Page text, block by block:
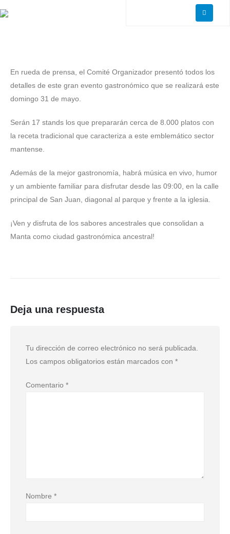
En rueda de prensa, el Comité Organizador presentó todos los
detalles de este gran evento gastronómico que se realizará este
domingo 31 de mayo.
Serán 17 stands los que prepararán cerca de 8.000 platos con
la receta tradicional que caracteriza a este emblemático sector
mantense.
Además de la mejor gastronomía, habrá música en vivo, humor
y un ambiente familiar para disfrutar desde las 09:00, en la calle
principal de San Juan, diagonal al parque y frente a la iglesia.
¡Ven y disfruta de los sabores ancestrales que consolidan a
Manta como ciudad gastronómica ancestral!
Deja una respuesta
Tu dirección de correo electrónico no será publicada.
Los campos obligatorios están marcados con *
Comentario *
Nombre *